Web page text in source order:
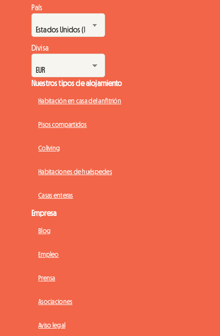
País
Divisa
Nuestros tipos de alojamiento
Habitación en casa del anfitrión
Pisos compartidos
Coliving
Habitaciones de huéspedes
Casas enteras
Empresa
Blog
Empleo
Prensa
Asociaciones
Aviso legal